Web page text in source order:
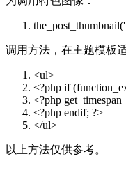
调用方法，在主题模板
<ul>
<?php if
<?php
<?php endif; ?>
</ul>
以上方法仅供参考。